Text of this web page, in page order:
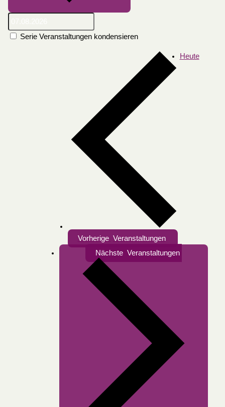
Serie Veranstaltungen kondensieren
Vorherige Veranstaltungen
Heute
Nächste Veranstaltungen